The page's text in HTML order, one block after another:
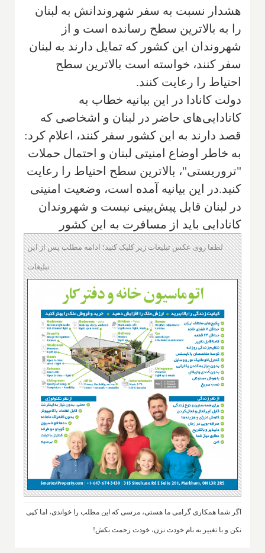
هشدار نسبت به سفر شهروندانش به لبنان
را به بالاترین سطح رسانده است و از
شهروندان این کشور که تمایل دارند به لبنان
سفر کنند، خواسته است بالاترین سطح
احتیاط را رعایت کنند.
دولت کانادا در این بیانیه خطاب به
کانادایی‌های حاضر در لبنان و اشخاصی که
قصد دارند به این کشور سفر کنند، اعلام کرد:
به خاطر اوضاع امنیتی لبنان و احتمال حملات
"تروریستی"، بالاترین سطح احتیاط را رعایت
کنید.در این بیانیه آمده است، وضعیت امنیتی
در لبنان قابل‌ پیش‌بینی نیست و شهروندان
کانادایی باید از مسافرت به این کشور
لطفا روی عکس تبلیغات زیر کلیک کنید؛ ادامه مطلب پس از این
تبلیغات
اگر شما همکاری گرامی ما هستی، مرسی که این مطلب را خواندی، اما کپی
نکن و با تغییر به نام خودت نزن، خودت زحمت بکش!